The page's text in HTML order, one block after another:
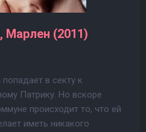
Марлен (2011)
в секту к
Патрику. Но вскоре
происходит то, что ей
иметь никакого